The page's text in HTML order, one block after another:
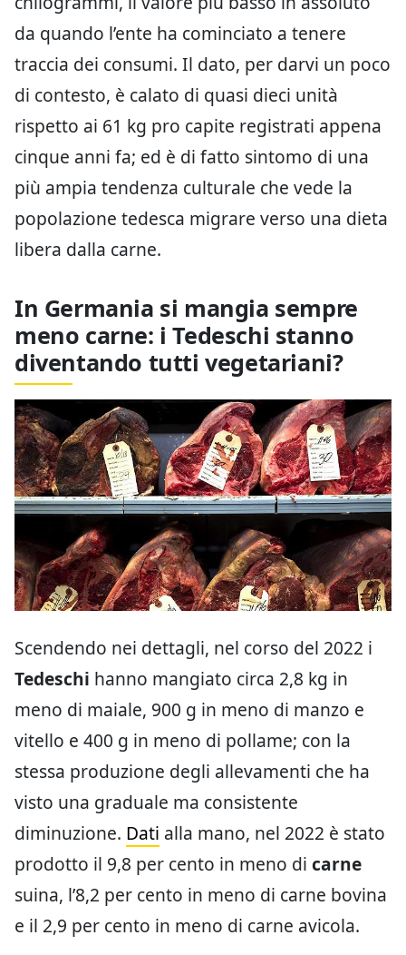
da quando l’ente ha cominciato a tenere
traccia dei consumi. Il dato, per darvi un poco
di contesto, è calato di quasi dieci unità
rispetto ai 61 kg pro capite registrati appena
cinque anni fa; ed è di fatto sintomo di una
più ampia tendenza culturale che vede la
popolazione tedesca migrare verso una dieta
libera dalla carne.
In Germania si mangia sempre
meno carne: i Tedeschi stanno
diventando tutti vegetariani?
Scendendo nei dettagli, nel corso del 2022 i
Tedeschi hanno mangiato circa 2,8 kg in
meno di maiale, 900 g in meno di manzo e
vitello e 400 g in meno di pollame; con la
stessa produzione degli allevamenti che ha
visto una graduale ma consistente
diminuzione. Dati alla mano, nel 2022 è stato
prodotto il 9,8 per cento in meno di carne
suina, l’8,2 per cento in meno di carne bovina
e il 2,9 per cento in meno di carne avicola.